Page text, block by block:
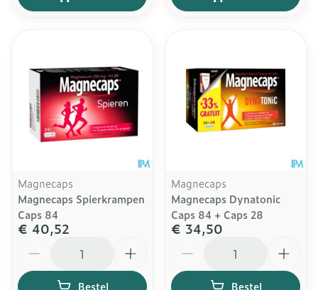
Magnecaps
Magnecaps Spierkrampen
Caps 84
€ 40,52
Bestel
Magnecaps
Magnecaps Dynatonic
Caps 84 + Caps 28
€ 34,50
Bestel